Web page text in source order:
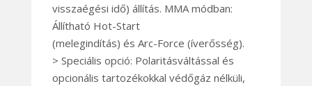
visszaégési idő) állítás. MMA módban:
Állítható Hot-Start
(melegindítás) és Arc-Force (íverősség).
> Speciális opció: Polaritásváltással és
opcionális tartozékokkal védőgáz nélküli,